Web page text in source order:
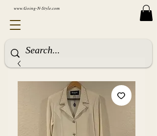
www.Going-N-Style.com